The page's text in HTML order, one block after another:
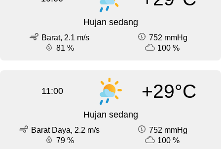
Hujan sedang
Barat, 2.1 m/s
752 mmHg
81 %
100 %
11:00 +29°C
Hujan sedang
Barat Daya, 2.2 m/s
752 mmHg
79 %
100 %